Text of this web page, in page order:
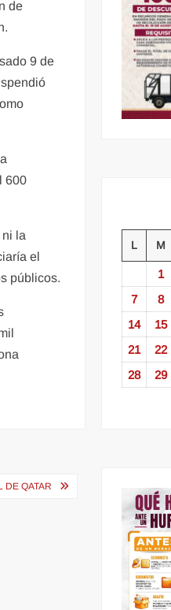
de
9 de
600
la
el
públicos.
DE QATAR
L M
1
7
8
14
15
21
22
28
29